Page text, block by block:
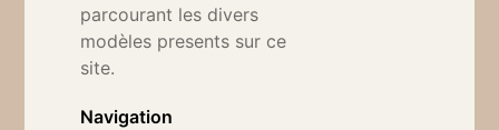
parcourant les divers
modèles presents sur ce
site.
Navigation